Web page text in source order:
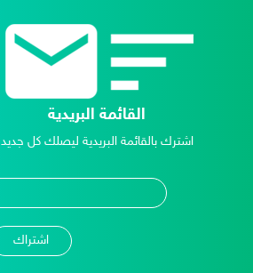
القائمة البريدية
اشترك بالقائمة البريدية ليصلك كل جديد